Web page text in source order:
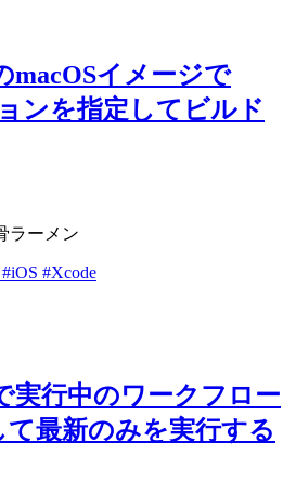
macOSイメージで
ンを指定してビルド
ラーメン
#iOS #Xcode
実行中のワークフロー
最新のみを実行する